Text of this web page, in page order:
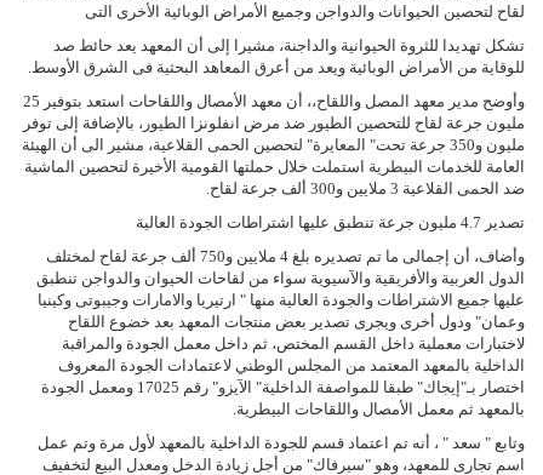
لقاح لتحصين الحيوانات والدواجن وجميع الأمراض الوبائية الأخرى التى
تشكل تهديدا للثروة الحيوانية والداجنة، مشيرا إلى أن المعهد يعد حائط صد
للوقاية من الأمراض الوبائية ويعد من أعرق المعاهد البحثية فى الشرق الأوسط.
وأوضح مدير معهد المصل واللقاح،، أن معهد الأمصال واللقاحات استعد بتوفير 25
مليون جرعة لقاح للتحصين الطيور ضد مرض انفلونزا الطيور، بالإضافة إلى توفر
مليون و350 جرعة تحت" المعايرة" لتحصين الحمى القلاعية، مشير الى أن الهيئة
العامة للخدمات البيطرية استملت خلال حملتها القومية الأخيرة لتحصين الماشية
ضد الحمى القلاعية 3 ملايين و300 ألف جرعة لقاح.
تصدير 4.7 مليون جرعة تنطبق عليها اشتراطات الجودة العالية
وأضاف، أن إجمالى ما تم تصديره بلغ 4 ملايين و750 ألف جرعة لقاح لمختلف
الدول العربية والأفريقية والآسيوية سواء من لقاحات الحيوان والدواجن تنطبق
عليها جميع الاشتراطات والجودة العالية منها " ارتيريا والامارات وجيبوتى وكينيا
وعمان" ودول أخرى ويجرى تصدير بعض منتجات المعهد بعد خضوع اللقاح
لاختبارات معملية داخل القسم المختص، ثم داخل معمل الجودة والمراقبة
الداخلية بالمعهد المعتمد من المجلس الوطني لاعتمادات الجودة المعروف
اختصار بـ"إيجاك" طبقا للمواصفة الداخلية" الآيزو" رقم 17025 ومعمل الجودة
بالمعهد ثم معمل الأمصال واللقاحات البيطرية.
وتابع " سعد " ، أنه تم اعتماد قسم للجودة الداخلية بالمعهد لأول مرة وتم عمل
اسم تجارى للمعهد، وهو "سيرفاك" من أجل زيادة الدخل ومعدل البيع لتخفيف